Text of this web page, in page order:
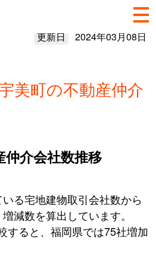
更新日 2024年03月08日
美町の不動産仲介
介会社数推移
る宅地建物取引会社数から
減数を算出しています。
すると、福岡県では75社増加